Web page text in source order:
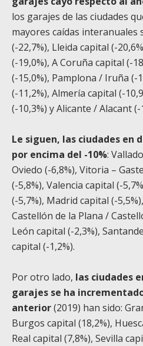
los garajes de las ciudades
mayores caídas interanuales
(-22,7%), Lleida capital (-
(-19,0%), A Coruña capital (-
(-15,0%), Pamplona / Iruña (-
(-11,2%), Almería capital (-
(-10,3%) y Alicante / Alacant (-
Le siguen, las ciudades en
por encima del -10%:
Oviedo (-6,8%), Vitoria –
(-5,8%), Valencia capital (-
(-5,7%), Madrid capital (-
Castellón de la Plana /
León capital (-2,3%),
capital (-1,2%).
Por otro lado, las ciudades
garajes se ha
anterior(2019) han sido:
Burgos capital (18,2%),
Real capital (7,8%), Sevilla